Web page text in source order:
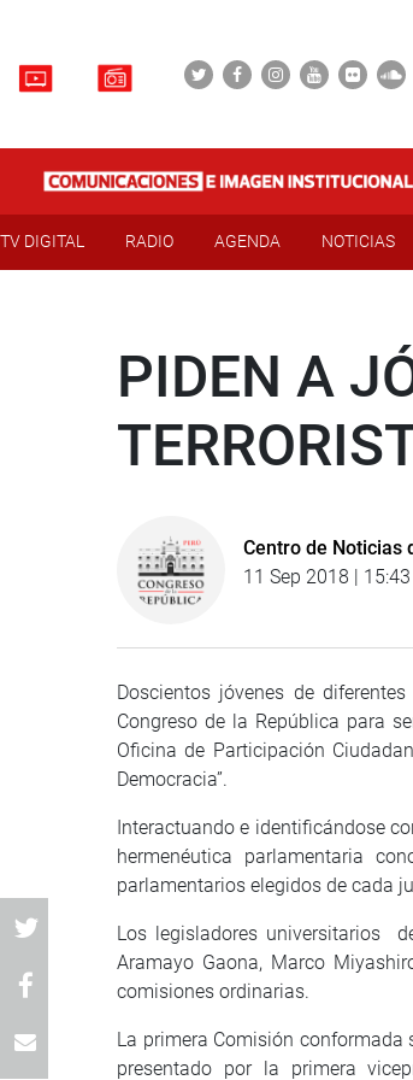
TV DIGITAL RADIO AGENDA NOTICIAS
PIDEN A
Centro de Noticias
11 Sep 2018 |
Doscientos jóvenes de
Congreso de la República para
Oficina de Participación
Democracia”.
Interactuando e identificándose
hermenéutica parlamentaria
parlamentarios elegidos de cada
Los legisladores universitarios
Aramayo Gaona, Marco
comisiones ordinarias.
La primera Comisión conformada
presentado por la primera